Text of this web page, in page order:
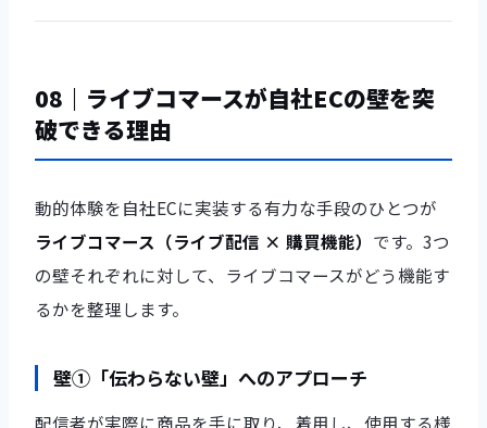
08｜ライブコマースが自社ECの壁を突
破できる理由
動的体験を自社ECに実装する有力な手段のひとつが
ライブコマース（ライブ配信 × 購買機能） です。3つ
の壁それぞれに対して、ライブコマースがどう機能す
るかを整理します。
壁①「伝わらない壁」へのアプローチ
配信者が実際に商品を手に取り、着用し、使用する様